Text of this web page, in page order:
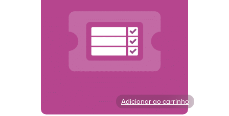
Adicionar ao carrinho